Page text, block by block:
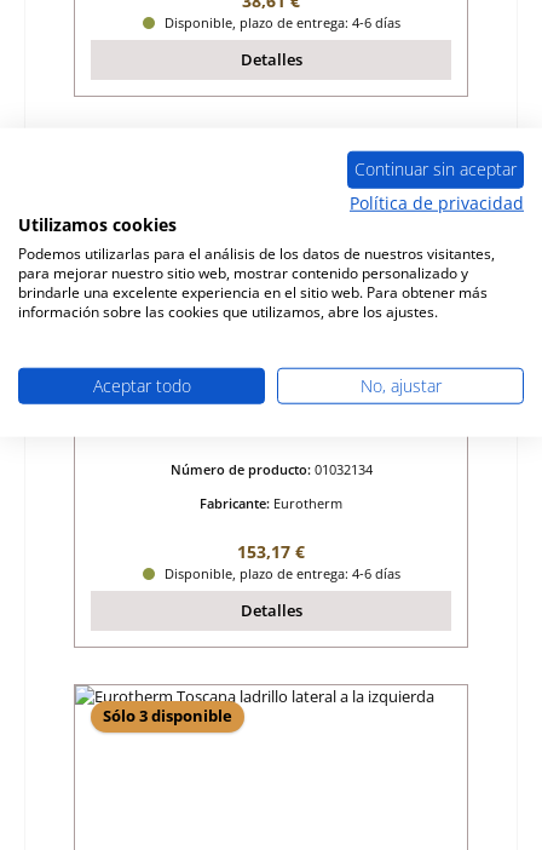
Disponible, plazo de entrega: 4-6 días
Detalles
Eurotherm Toscana forro de la cámara de
Número de producto: 01032134
Fabricante: Eurotherm
Precio normal:
153,17 €
Disponible, plazo de entrega: 4-6 días
Detalles
Sólo 3 disponible
Continuar sin aceptar
Política de privacidad
Utilizamos cookies
Podemos utilizarlas para el análisis de los datos de nuestros visitantes,
para mejorar nuestro sitio web, mostrar contenido personalizado y
brindarle una excelente experiencia en el sitio web. Para obtener más
información sobre las cookies que utilizamos, abre los ajustes.
Aceptar todo No, ajustar